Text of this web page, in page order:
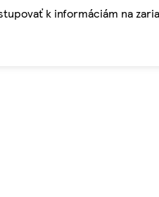
k informáciám na